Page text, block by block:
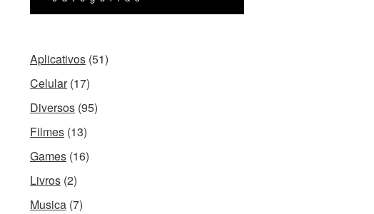
Aplicativos (51)
Celular(17)
Diversos (95)
Filmes (13)
Games (16)
Livros (2)
Musica (7)